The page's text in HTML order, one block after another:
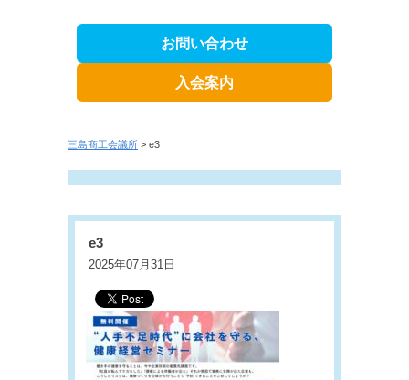
お問い合わせ
入会案内
三島商工会議所 > e3
e3
2025年07月31日